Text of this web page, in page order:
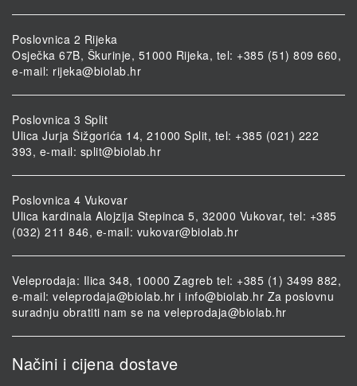
Poslovnica 2 Rijeka
Osječka 67B, Škurinje, 51000 Rijeka, tel: +385 (51) 809 660,
e-mail: rijeka@biolab.hr
Poslovnica 3 Split
Ulica Jurja Šižgorića 14, 21000 Split, tel: +385 (021) 222
393, e-mail: split@biolab.hr
Poslovnica 4 Vukovar
Ulica kardinala Alojzija Stepinca 5, 32000 Vukovar, tel: +385
(032) 211 846, e-mail: vukovar@biolab.hr
Veleprodaja: Ilica 348, 10000 Zagreb tel: +385 (1) 3499 882,
e-mail: veleprodaja@biolab.hr i info@biolab.hr Za poslovnu
suradnju obratiti nam se na veleprodaja@biolab.hr
Načini i cijena dostave